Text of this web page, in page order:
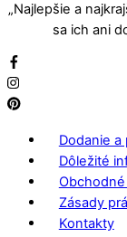
„Najlepšie a
sa ich ani
Dodanie a
Dôležité
Zásady
Kontakty